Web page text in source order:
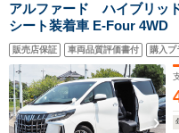
アルファード ハイブリッ
シート装着車 E-Four 4WD
ー/BSM/PKSB OP・後席
様 OP・E/Gスターター
CD/DVD セーフティセ
9inディスプレイオーディ
販売店保証 車両品質評価書付 購入プ